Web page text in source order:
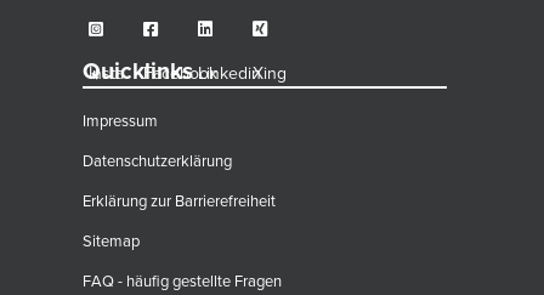
Insta FacebookLinkedinXing
Quicklinks
Impressum
Datenschutzerklärung
Erklärung zur Barrierefreiheit
Sitemap
FAQ - häufig gestellte Fragen